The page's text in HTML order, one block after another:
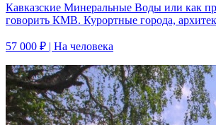
Кавказские Минеральные Воды или как
говорить КМВ. Курортные города,
57 000 ₽ | На человека